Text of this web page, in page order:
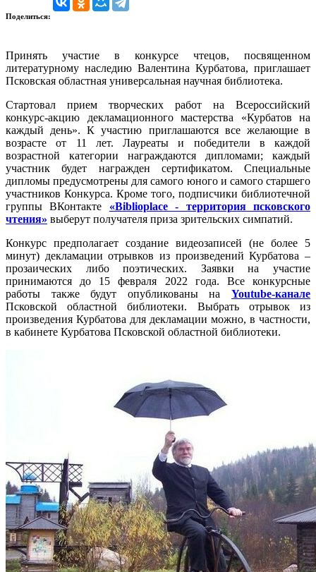
Поделиться:
Принять участие в конкурсе чтецов, посвященном
литературному наследию Валентина Курбатова, приглашает
Псковская областная универсальная научная библиотека.
Стартовал прием творческих работ на Всероссийский
конкурс-акцию декламационного мастерства «Курбатов на
каждый день». К участию приглашаются все желающие в
возрасте от 11 лет. Лауреаты и победители в каждой
возрастной категории награждаются дипломами; каждый
участник будет награжден сертификатом. Специальные
дипломы предусмотрены для самого юного и самого старшего
участников Конкурса. Кроме того, подписчики библиотечной
группы ВКонтакте «Biblioplace - территория псковского
чтения» выберут получателя приза зрительских симпатий.
Конкурс предполагает создание видеозаписей (не более 5
минут) декламации отрывков из произведений Курбатова –
прозаических либо поэтических. Заявки на участие
принимаются до 15 февраля 2022 года. Все конкурсные
работы также будут опубликованы на Youtube-канале
Псковской областной библиотеки. Выбрать отрывок из
произведения Курбатова для декламации можно, в частности,
в кабинете Курбатова Псковской областной библиотеки.